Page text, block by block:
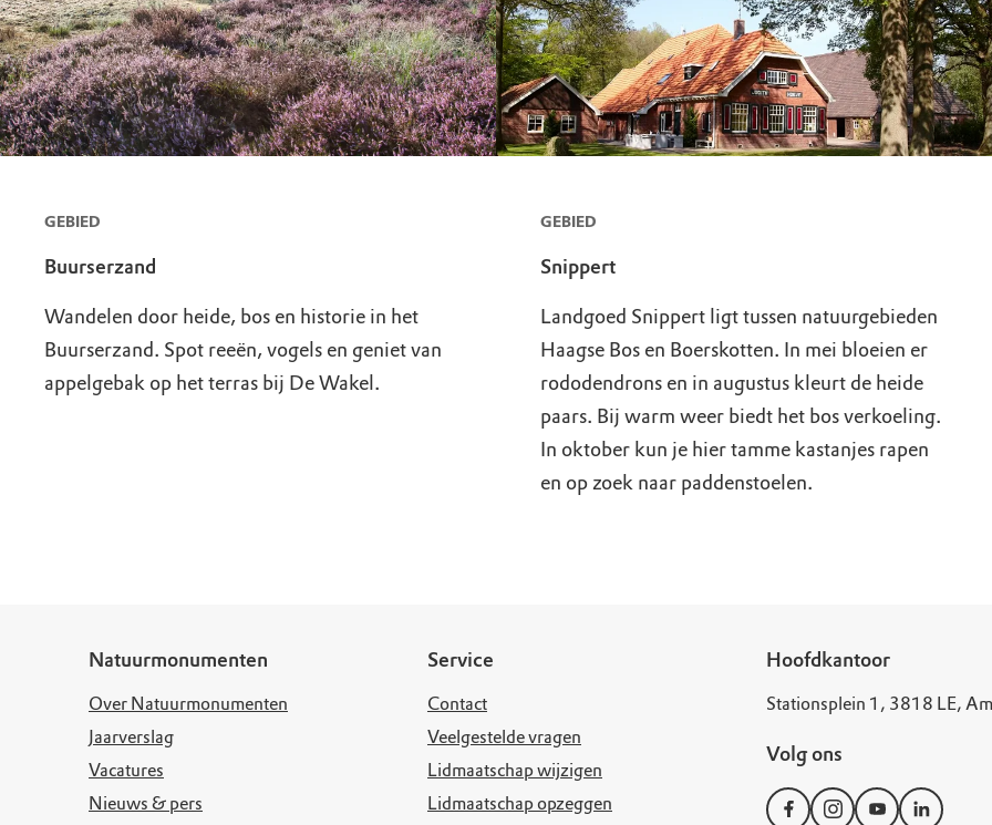
GEBIED
Buurserzand
Wandelen door heide, bos en historie in het
Buurserzand. Spot reeën, vogels en geniet van
appelgebak op het terras bij De Wakel.
GEBIED
Snippert
Landgoed Snippert ligt tussen natuurgebieden
Haagse Bos en Boerskotten. In mei bloeien er
rododendrons en in augustus kleurt de heide
paars. Bij warm weer biedt het bos verkoeling.
In oktober kun je hier tamme kastanjes rapen
en op zoek naar paddenstoelen.
Natuurmonumenten
Over Natuurmonumenten
Jaarverslag
Vacatures
Nieuws & pers
Service
Contact
Veelgestelde vragen
Lidmaatschap wijzigen
Lidmaatschap opzeggen
Hoofdkantoor
Stationsplein 1, 3818 LE,
Volg ons